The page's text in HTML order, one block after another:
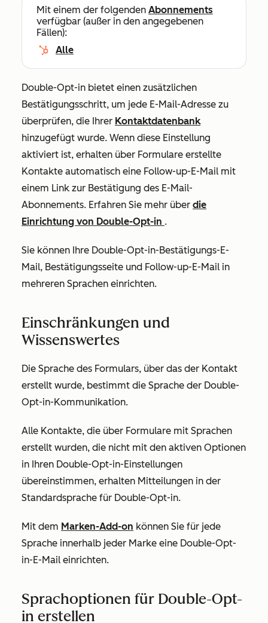
Mit einem der folgenden Abonnements
verfügbar (außer in den angegebenen
Fällen):
Alle
Double-Opt-in bietet einen zusätzlichen
Bestätigungsschritt, um jede E-Mail-Adresse zu
überprüfen, die Ihrer Kontaktdatenbank
hinzugefügt wurde. Wenn diese Einstellung
aktiviert ist, erhalten über Formulare erstellte
Kontakte automatisch eine Follow-up-E-Mail mit
einem Link zur Bestätigung des E-Mail-
Abonnements. Erfahren Sie mehr über die
Einrichtung von Double-Opt-in .
Sie können Ihre Double-Opt-in-Bestätigungs-E-
Mail, Bestätigungsseite und Follow-up-E-Mail in
mehreren Sprachen einrichten.
Einschränkungen und
Wissenswertes
Die Sprache des Formulars, über das der Kontakt
erstellt wurde, bestimmt die Sprache der Double-
Opt-in-Kommunikation.
Alle Kontakte, die über Formulare mit Sprachen
erstellt wurden, die nicht mit den aktiven Optionen
in Ihren Double-Opt-in-Einstellungen
übereinstimmen, erhalten Mitteilungen in der
Standardsprache für Double-Opt-in.
Mit dem Marken-Add-on können Sie für jede
Sprache innerhalb jeder Marke eine Double-Opt-
in-E-Mail einrichten.
Sprachoptionen für Double-Opt-
in erstellen